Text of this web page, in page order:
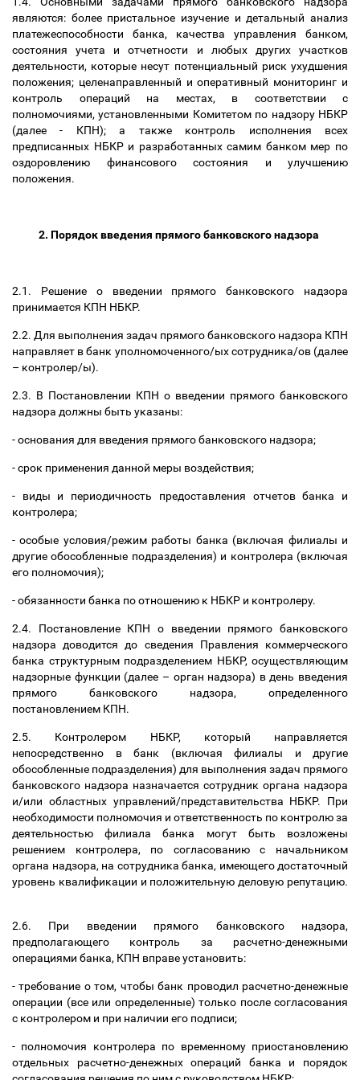
являются: более пристальное изучение и детальный анализ
платежеспособности банка, качества управления банком,
состояния учета и отчетности и любых других участков
деятельности, которые несут потенциальный риск ухудшения
положения; целенаправленный и оперативный мониторинг и
контроль операций на местах, в соответствии с
полномочиями, установленными Комитетом по надзору НБКР
(далее - КПН); а также контроль исполнения всех
предписанных НБКР и разработанных самим банком мер по
оздоровлению финансового состояния и улучшению
положения.
2. Порядок введения прямого банковского надзора
2.1. Решение о введении прямого банковского надзора
принимается КПН НБКР.
2.2. Для выполнения задач прямого банковского надзора КПН
направляет в банк уполномоченного/ых сотрудника/ов (далее
– контролер/ы).
2.3. В Постановлении КПН о введении прямого банковского
надзора должны быть указаны:
- основания для введения прямого банковского надзора;
- срок применения данной меры воздействия;
- виды и периодичность предоставления отчетов банка и
контролера;
- особые условия/режим работы банка (включая филиалы и
другие обособленные подразделения) и контролера (включая
его полномочия);
- обязанности банка по отношению к НБКР и контролеру.
2.4. Постановление КПН о введении прямого банковского
надзора доводится до сведения Правления коммерческого
банка структурным подразделением НБКР, осуществляющим
надзорные функции (далее – орган надзора) в день введения
прямого банковского надзора, определенного
постановлением КПН.
2.5. Контролером НБКР, который направляется
непосредственно в банк (включая филиалы и другие
обособленные подразделения) для выполнения задач прямого
банковского надзора назначается сотрудник органа надзора
и/или областных управлений/представительства НБКР. При
необходимости полномочия и ответственность по контролю за
деятельностью филиала банка могут быть возложены
решением контролера, по согласованию с начальником
органа надзора, на сотрудника банка, имеющего достаточный
уровень квалификации и положительную деловую репутацию.
2.6. При введении прямого банковского надзора,
предполагающего контроль за расчетно-денежными
операциями банка, КПН вправе установить:
- требование о том, чтобы банк проводил расчетно-денежные
операции (все или определенные) только после согласования
с контролером и при наличии его подписи;
- полномочия контролера по временному приостановлению
отдельных расчетно-денежных операций банка и порядок